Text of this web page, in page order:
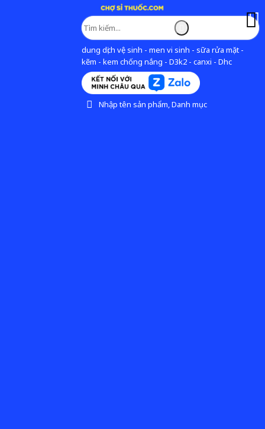
dung dịch vệ sinh - men vi sinh - sữa rửa mặt -
kẽm - kem chống nắng - D3k2 - canxi - Dhc
Nhập tên sản phẩm, Danh mục